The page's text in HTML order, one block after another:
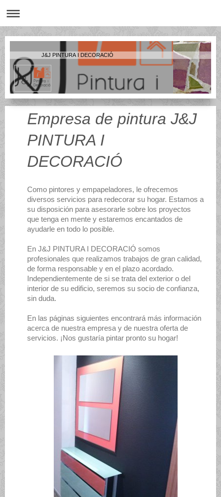
J&J PINTURA I DECORACIÓ
Empresa de pintura J&J
PINTURA I
DECORACIÓ
Como pintores y empapeladores, le ofrecemos
diversos servicios para redecorar su hogar. Estamos a
su disposición para asesorarle sobre los proyectos
que tenga en mente y estaremos encantados de
ayudarle en todo lo posible.
En J&J PINTURA I DECORACIÓ somos
profesionales que realizamos trabajos de gran calidad,
de forma responsable y en el plazo acordado.
Independientemente de si se trata del exterior o del
interior de su edificio, seremos su socio de confianza,
sin duda.
En las páginas siguientes encontrará más información
acerca de nuestra empresa y de nuestra oferta de
servicios. ¡Nos gustaría pintar pronto su hogar!